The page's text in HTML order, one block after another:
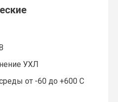
УХЛ
от -60 до +600 С